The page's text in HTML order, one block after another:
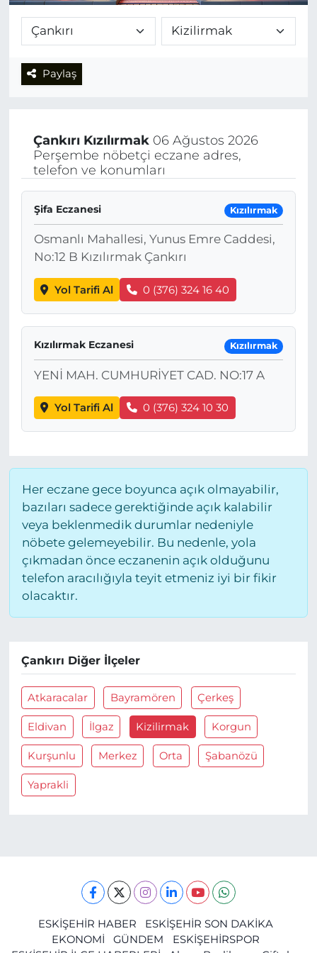
Paylaş
Çankırı Kızılırmak06 Ağustos 2026
Perşembe nöbetçi eczane adres,
telefon ve konumları
Şifa Eczanesi Kızılırmak
Osmanlı Mahallesi, Yunus Emre Caddesi,
No:12 B Kızılırmak Çankırı
Yol Tarifi Al 0 (376) 324 16 40
Kızılırmak Eczanesi Kızılırmak
YENİ MAH. CUMHURİYET CAD. NO:17 A
Yol Tarifi Al 0 (376) 324 10 30
Her eczane gece boyunca açık olmayabilir,
bazıları sadece gerektiğinde açık kalabilir
veya beklenmedik durumlar nedeniyle
nöbete gelemeyebilir. Bu nedenle, yola
çıkmadan önce eczanenin açık olduğunu
telefon aracılığıyla teyit etmeniz iyi bir fikir
olacaktır.
Çankırı Diğer İlçeler
Atkaracalar Bayramören Çerkeş
Eldivan İlgaz Kizilirmak Korgun
Kurşunlu Merkez Orta Şabanözü
Yaprakli
ESKİŞEHİR HABER
ESKİŞEHİR SON DAKİKA
EKONOMİ
GÜNDEM
ESKİŞEHİRSPOR